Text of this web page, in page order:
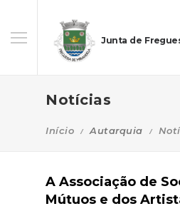
Junta de
Notícias
Início Autarquia
A Associação de
Mútuos e dos